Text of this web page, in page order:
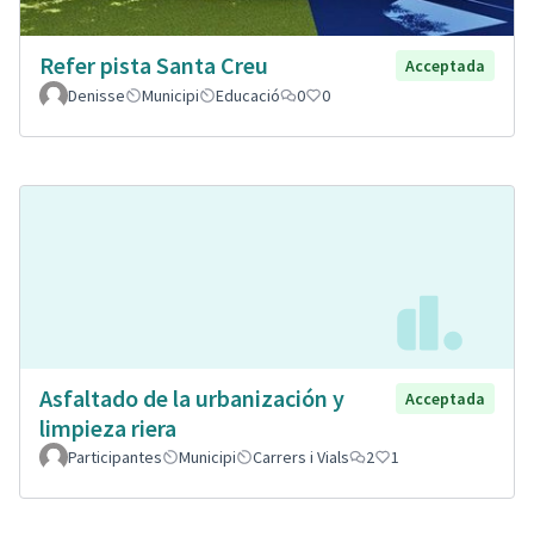
Refer pista Santa Creu
Acceptada
Denisse
Municipi Educació 0 0
Asfaltado de la urbanización y
limpieza riera
Acceptada
Participantes Municipi Carrers i Vials 2 1